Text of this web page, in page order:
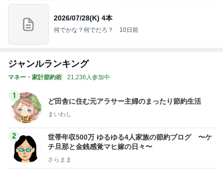
2026/07/28(K) 4本
何でかな？何でだろ？ 10日前
ジャンルランキング
マネー・家計節約術 21,236人参加中
1
ど田舎に住む元アラサー主婦のまったり節約生活
まいわし
2
世帯年収500万 ゆるゆる4人家族の節約ブログ 〜ケ
チ旦那と金銭感覚マヒ嫁の日々〜
さらまま